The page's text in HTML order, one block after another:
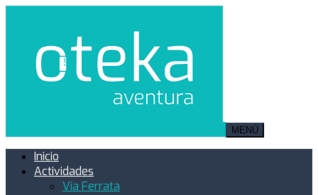
MENÚ
Inicio
Actividades
Via Ferrata